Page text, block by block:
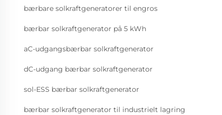
bærbare solkraftgeneratorer til engros
bærbar solkraftgenerator på 5 kWh
aC-udgangsbærbar solkraftgenerator
dC-udgang bærbar solkraftgenerator
sol-ESS bærbar solkraftgenerator
bærbar solkraftgenerator til industrielt lagring